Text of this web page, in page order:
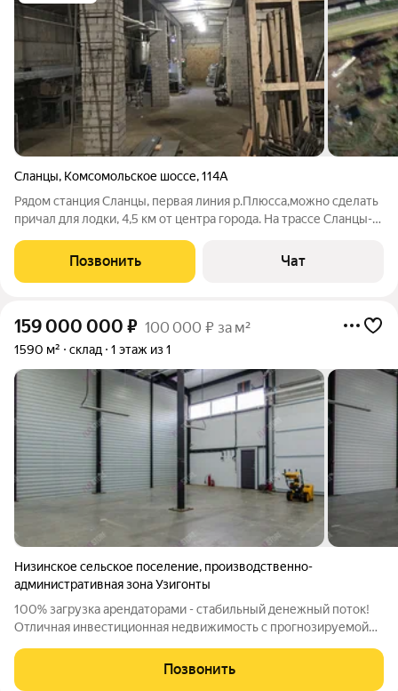
Сланцы, Комсомольское шоссе,114А
Рядом станция Сланцы, первая линия р.Плюсса,можно сделать
причал для лодки, 4,5 км от центра города. На трассе Сланцы-
погребе не замерзла.
Позвонить Чат
159 000 000 ₽ 100 000 ₽ за м²
1590 м² склад 1 этаж из 1
Низинское сельское поселение, производственно-
административная зона Узигонты
100% загрузка арендаторами - стабильный денежный поток!
Отличная инвестиционная недвижимость с прогнозируемой
перспектива на сегодняшний день по рынку без
компромиссов. Продукт высокого качества с
Позвонить